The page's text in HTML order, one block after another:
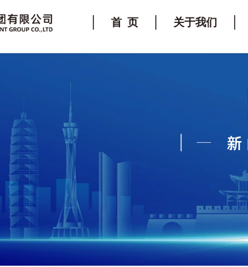
首 页 关于我们